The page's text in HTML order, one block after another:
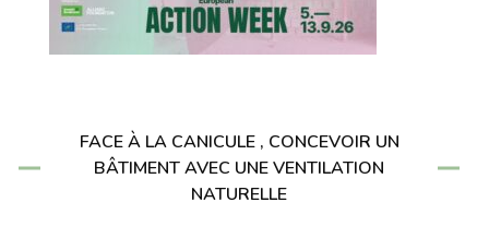
FACE À LA CANICULE , CONCEVOIR UN
BÂTIMENT AVEC UNE VENTILATION
NATURELLE